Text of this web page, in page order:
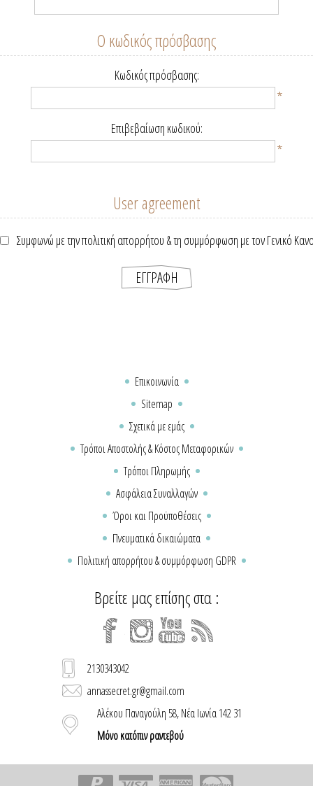
Ο κωδικός πρόσβασης
Κωδικός πρόσβασης:
*
Επιβεβαίωση κωδικού:
*
User agreement
Συμφωνώ με την πολιτική απορρήτου & τη συμμόρφωση με τον Γενικό
Επικοινωνία
Sitemap
Σχετικά με εμάς
Τρόποι Αποστολής & Κόστος Μεταφορικών
Τρόποι Πληρωμής
Ασφάλεια Συναλλαγών
Όροι και Προϋποθέσεις
Πνευματικά δικαιώματα
Πολιτική απορρήτου & συμμόρφωση GDPR
Βρείτε μας επίσης στα :
2130343042
annassecret.gr@gmail.com
Αλέκου Παναγούλη 58, Νέα Ιωνία 142 31
Μόνο κατόπιν ραντεβού